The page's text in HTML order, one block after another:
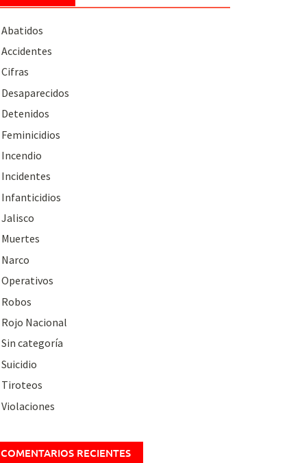
Abatidos
Accidentes
Cifras
Desaparecidos
Detenidos
Feminicidios
Incendio
Incidentes
Infanticidios
Jalisco
Muertes
Narco
Operativos
Robos
Rojo Nacional
Sin categoría
Suicidio
Tiroteos
Violaciones
COMENTARIOS RECIENTES